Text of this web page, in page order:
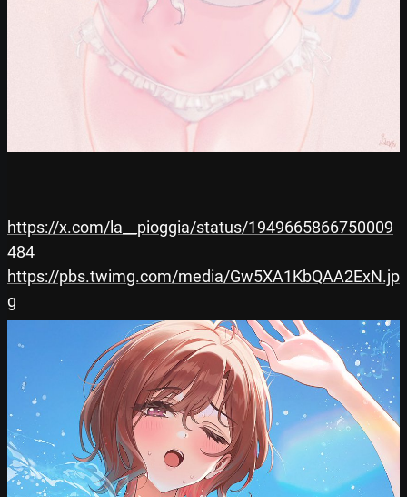
https://x.com/la__pioggia/status/1949665866750009
484
https://pbs.twimg.com/media/Gw5XA1KbQAA2ExN.jp
g